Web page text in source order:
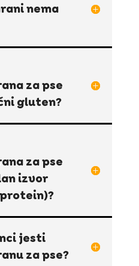
nema
za pse
gluten?
za pse
izvor
jesti
za pse?